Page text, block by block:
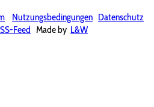
Nutzungsbedingungen Datenschutz
Feed Made by L&W